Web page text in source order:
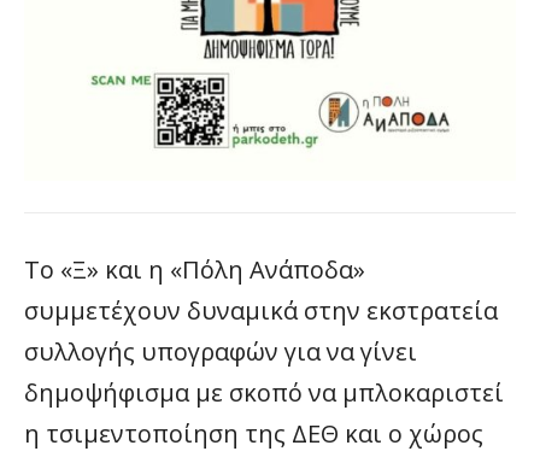
Το «Ξ» και η «Πόλη Ανάποδα»
συμμετέχουν δυναμικά στην εκστρατεία
συλλογής υπογραφών για να γίνει
δημοψήφισμα με σκοπό να μπλοκαριστεί
η τσιμεντοποίηση της ΔΕΘ και ο χώρος